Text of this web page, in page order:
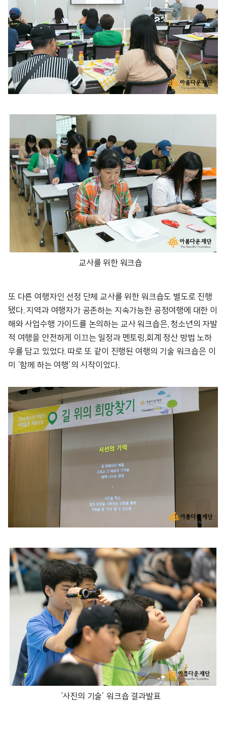
교사를 위한 워크숍
또 다른 여행자인 선정 단체 교사를 위한 워크숍도 별도로 진행
됐다. 지역과 여행자가 공존하는 지속가능한 공정여행에 대한 이
해와 사업수행 가이드를 논의하는 교사 워크숍은, 청소년의 자발
적 여행을 안전하게 이끄는 일정과 멘토링,회계 정산 방법 노하
우를 담고 있었다. 따로 또 같이 진행된 여행의 기술 워크숍은 이
미 ‘함께 하는 여행’의 시작이었다.
‘사진의 기술’ 워크숍 결과발표